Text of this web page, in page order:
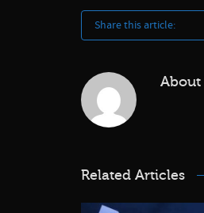
Share this article:
About
Related Articles